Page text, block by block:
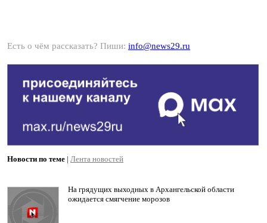
Есть о чём рассказать? Пиши: info@news29.ru
Новости по теме | Лента новостей
На грядущих выходных в Архангельской области
ожидается смягчение морозов